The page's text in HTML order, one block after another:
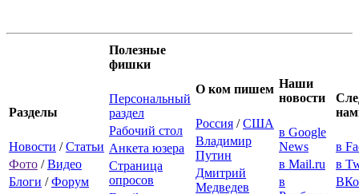
Разделы
Новости /Статьи
Фото /Видео
Блоги /Форум
Полезные
фишки
Персональный
раздел
Рабочий стол
Анкета юзера
Страница
опросов
О ком пишем
Россия /США
Владимир
Путин
Дмитрий
Медведев
Наши
новости
в Google
News
в Mail.ru
в
в
в